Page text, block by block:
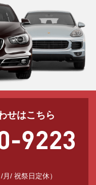
せはこちら
/ 祝祭日定休）